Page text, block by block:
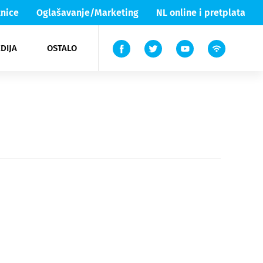
Oglašavanje/Marketing NL online i pretplata
OSTALO
Lika & Senj
TV